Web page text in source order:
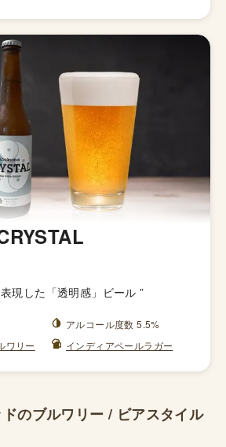
現した「透明感」ビール ”
アルコール度数 5.5%
ワリー
インディアペールラガー
のブルワリー / ビアスタイル